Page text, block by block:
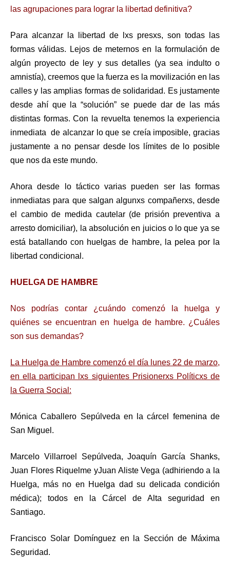
las agrupaciones para lograr la libertad definitiva?
Para alcanzar la libertad de lxs presxs, son todas las
formas válidas. Lejos de meternos en la formulación de
algún proyecto de ley y sus detalles (ya sea indulto o
amnistía), creemos que la fuerza es la movilización en las
calles y las amplias formas de solidaridad. Es justamente
desde ahí que la “solución” se puede dar de las más
distintas formas. Con la revuelta tenemos la experiencia
inmediata de alcanzar lo que se creía imposible, gracias
justamente a no pensar desde los límites de lo posible
que nos da este mundo.
Ahora desde lo táctico varias pueden ser las formas
inmediatas para que salgan algunxs compañerxs, desde
el cambio de medida cautelar (de prisión preventiva a
arresto domiciliar), la absolución en juicios o lo que ya se
está batallando con huelgas de hambre, la pelea por la
libertad condicional.
HUELGA DE HAMBRE
Nos podrías contar ¿cuándo comenzó la huelga y
quiénes se encuentran en huelga de hambre. ¿Cuáles
son sus demandas?
La Huelga de Hambre comenzó el día lunes 22 de marzo,
en ella participan lxs siguientes Prisionerxs Políticxs de
la Guerra Social:
Mónica Caballero Sepúlveda en la cárcel femenina de
San Miguel.
Marcelo Villarroel Sepúlveda,Joaquín García Shanks,
Juan Flores Riquelme yJuan Aliste Vega (adhiriendo a la
Huelga, más no en Huelga dad su delicada condición
médica); todos en la Cárcel de Alta seguridad en
Santiago.
Francisco Solar Domínguez en la Sección de Máxima
Seguridad.